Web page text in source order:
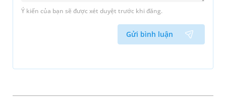
Ý kiến của bạn sẽ được xét duyệt trước khi đăng.
Gửi bình luận